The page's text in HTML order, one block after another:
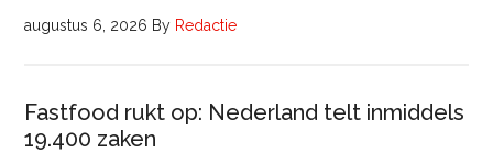
augustus 6, 2026 By Redactie
Fastfood rukt op: Nederland telt inmiddels
19.400 zaken